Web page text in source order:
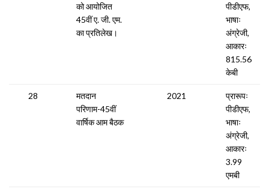
को आयोजित
45वीं ए. जी. एम.
का प्रतिलेख।
पीडीएफ,
भाषाः
अंग्रेजी,
आकारः
815.56
केबी
28
मतदान
परिणाम-45वीं
वार्षिक आम बैठक
2021
प्रारूपः
पीडीएफ,
भाषाः
अंग्रेजी,
आकारः
3.99
एमबी